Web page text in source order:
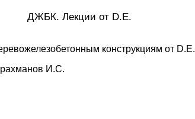
ДЖБК. Лекции от D.E.
конструкциям от D.E.
И.С.